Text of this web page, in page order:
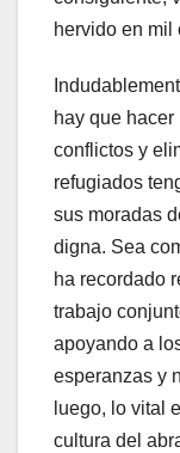
hervido en mil
hay que
conflictos y
refugiados
sus moradas
digna. Sea
ha recordado
trabajo
apoyando a
esperanzas y
luego, lo vital
cultura del